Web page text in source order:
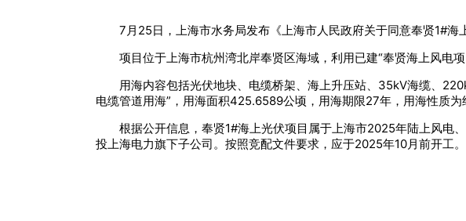
7月25日，上海市水务局发布《上海市人民政府关于同意奉贤1#海
项目位于上海市杭州湾北岸奉贤区海域，利用已建“奉贤海上风电项
用海内容包括光伏地块、电缆桥架、海上升压站、35kV海缆、
电缆管道用海”，用海面积425.6589公顷，用海期限27年，用海性质为
根据公开信息，奉贤1#海上光伏项目属于上海市2025年陆上风电
投上海电力旗下子公司。按照竞配文件要求，应于2025年10月前开工。